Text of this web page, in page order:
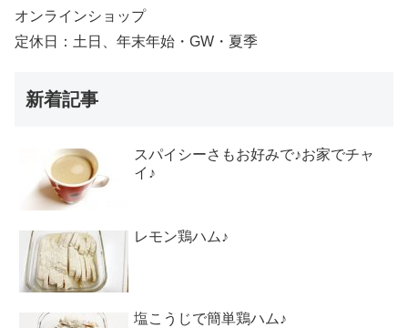
オンラインショップ
定休日：土日、年末年始・GW・夏季
新着記事
スパイシーさもお好みで♪お家でチャ
イ♪
レモン鶏ハム♪
塩こうじで簡単鶏ハム♪